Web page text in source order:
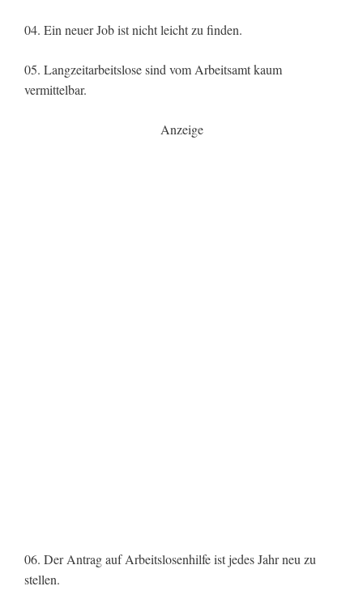
04. Ein neuer Job ist nicht leicht zu finden.
05. Langzeitarbeitslose sind vom Arbeitsamt kaum
vermittelbar.
Anzeige
06. Der Antrag auf Arbeitslosenhilfe ist jedes Jahr neu zu
stellen.